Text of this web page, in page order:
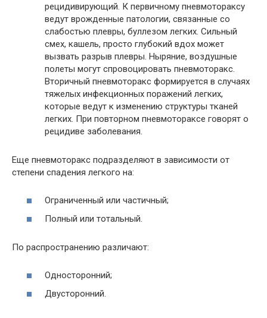
рецидивирующий. К первичному пневмотораксу
ведут врожденные патологии, связанные со
слабостью плевры, буллезом легких. Сильный
смех, кашель, просто глубокий вдох может
вызвать разрыв плевры. Ныряние, воздушные
полеты могут спровоцировать пневмоторакс.
Вторичный пневмоторакс формируется в случаях
тяжелых инфекционных поражений легких,
которые ведут к изменению структуры тканей
легких. При повторном пневмотораксе говорят о
рецидиве заболевания.
Еще пневмоторакс подразделяют в зависимости от
степени спадения легкого на:
Ограниченный или частичный;
Полный или тотальный.
По распространению различают:
Односторонний;
Двусторонний.